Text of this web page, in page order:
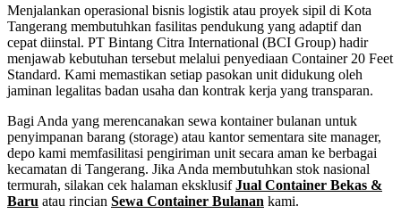
Menjalankan operasional bisnis logistik atau proyek sipil di Kota
Tangerang membutuhkan fasilitas pendukung yang adaptif dan
cepat diinstal. PT Bintang Citra International (BCI Group) hadir
menjawab kebutuhan tersebut melalui penyediaan Container 20 Feet
Standard. Kami memastikan setiap pasokan unit didukung oleh
jaminan legalitas badan usaha dan kontrak kerja yang transparan.
Bagi Anda yang merencanakan sewa kontainer bulanan untuk
penyimpanan barang (storage) atau kantor sementara site manager,
depo kami memfasilitasi pengiriman unit secara aman ke berbagai
kecamatan di Tangerang. Jika Anda membutuhkan stok nasional
termurah, silakan cek halaman eksklusifJual Container Bekas &
Baru atau rincian Sewa Container Bulanan kami.